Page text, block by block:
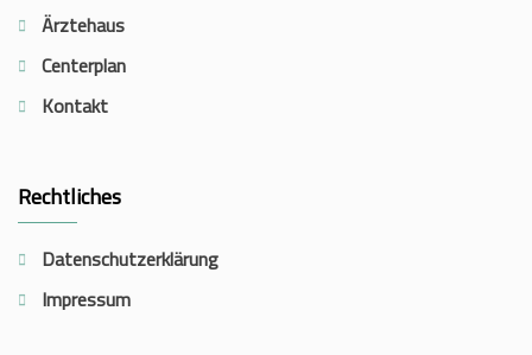
Ärztehaus
Centerplan
Kontakt
Rechtliches
Datenschutzerklärung
Impressum